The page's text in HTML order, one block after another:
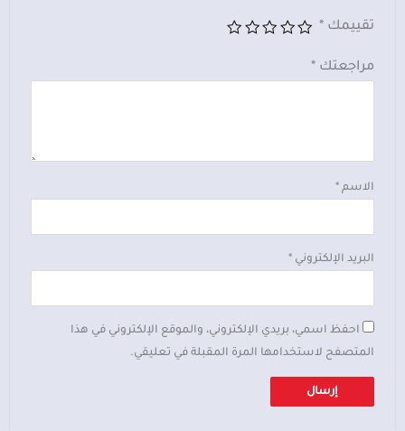
تقييمك *
مراجعتك *
الاسم*
البريد الإلكتروني *
احفظ اسمي، بريدي الإلكتروني، والموقع الإلكتروني في هذا
المتصفح لاستخدامها المرة المقبلة في تعليقي.